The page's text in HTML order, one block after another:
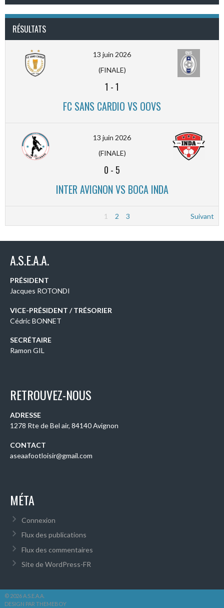
RÉSULTATS
13 juin 2026
(FINALE)
1 -1
FC SANS CARDIO VS OOVS
13 juin 2026
(FINALE)
0 - 5
INTER AVIGNON VS BOCA INDA
1 2 3 Suivant
A.S.E.A.A.
PRÉSIDENT
Jacques ROTONDI
VICE-PRÉSIDENT / TRÉSORIER
Cédric BONNET
SECRÉTAIRE
Ramon GIL
RETROUVEZ-NOUS
ADRESSE
1278 Rte de Bel air, 84140 Avignon
CONTACT
aseaafootloisir@gmail.com
MÉTA
Connexion
Flux des publications
Flux des commentaires
Site de WordPress-FR
© 2026 A.S.E.A.A.
DESIGN PAR THEMEBOY